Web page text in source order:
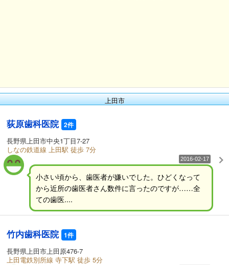
上田市
荻原歯科医院 2件
長野県上田市中央1丁目7-27
しなの鉄道線 上田駅 徒歩 7分
2016-02-17
小さい頃から、歯医者が嫌いでした。ひどくなって
から近所の歯医者さん数件に言ったのですが……全
ての歯医....
竹内歯科医院 1件
長野県上田市上田原476-7
上田電鉄別所線 寺下駅 徒歩 5分